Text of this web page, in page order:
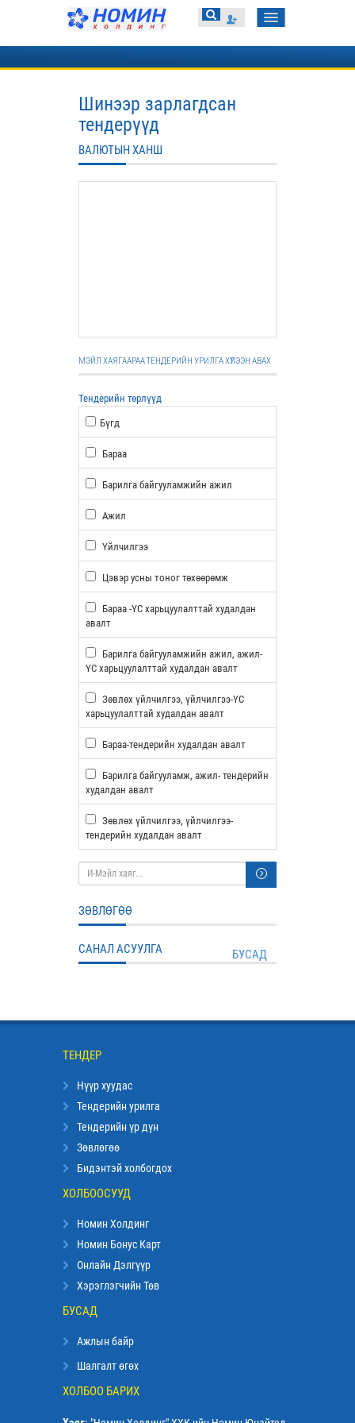
Toggle
navigation
Шинээр зарлагдсан
тендерүүд
ВАЛЮТЫН ХАНШ
МЭЙЛ ХАЯГААРАА ТЕНДЕРИЙН УРИЛГА ХҮЛЭЭН АВАХ
Тендерийн төрлүүд
Бүгд
Бараа
Барилга байгууламжийн ажил
Ажил
Үйлчилгээ
Цэвэр усны тоног төхөөрөмж
Бараа -ҮС харьцуулалттай худалдан
авалт
Барилга байгууламжийн ажил, ажил-
ҮС харьцуулалттай худалдан авалт
Зөвлөх үйлчилгээ, үйлчилгээ-ҮС
харьцуулалттай худалдан авалт
Бараа-тендерийн худалдан авалт
Барилга байгууламж, ажил- тендерийн
худалдан авалт
Зөвлөх үйлчилгээ, үйлчилгээ-
тендерийн худалдан авалт
ЗӨВЛӨГӨӨ
БУСАД
САНАЛ АСУУЛГА
ТЕНДЕР
Нүүр хуудас
Тендерийн урилга
Тендерийн үр дүн
Зөвлөгөө
Бидэнтэй холбогдох
ХОЛБООСУУД
Номин Холдинг
Номин Бонус Карт
Онлайн Дэлгүүр
Хэрэглэгчийн Төв
БУСАД
Ажлын байр
Шалгалт өгөх
ХОЛБОО БАРИХ